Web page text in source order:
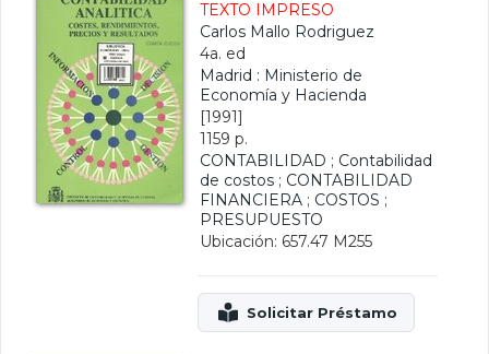
TEXTO IMPRESO
Carlos Mallo Rodriguez
4a. ed
Madrid : Ministerio de
Economía y Hacienda
[1991]
1159 p.
CONTABILIDAD ; Contabilidad
de costos ; CONTABILIDAD
FINANCIERA ; COSTOS ;
PRESUPUESTO
Ubicación: 657.47 M255